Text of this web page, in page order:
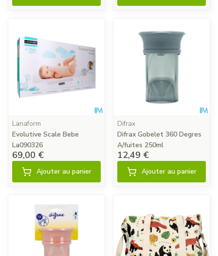
Lanaform
Evolutive Scale Bebe
La090326
69,00 €
Ajouter au panier
Difrax
Difrax Gobelet 360 Degres
A/fuites 250ml
12,49 €
Ajouter au panier